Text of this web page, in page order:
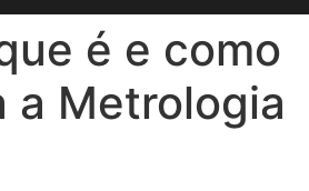
é e como
a Metrologia